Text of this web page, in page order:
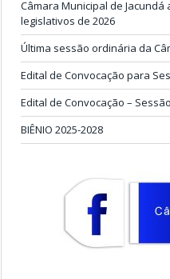
Câmara Municipal de
legislativos de 2026
Última sessão ordinária da
Edital de Convocação para
Edital de Convocação –
BIÊNIO 2025-2028